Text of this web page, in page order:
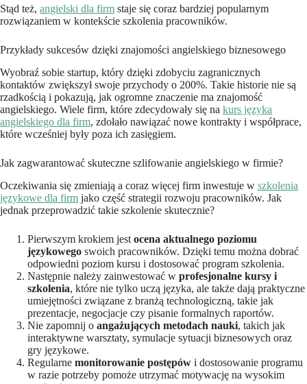
Stąd też, angielski dla firm staje się coraz bardziej popularnym
rozwiązaniem w kontekście szkolenia pracowników.
Przykłady sukcesów dzięki znajomości angielskiego biznesowego
Wyobraź sobie startup, który dzięki zdobyciu zagranicznych
kontaktów zwiększył swoje przychody o 200%. Takie historie nie są
rzadkością i pokazują, jak ogromne znaczenie ma znajomość
angielskiego. Wiele firm, które zdecydowały się na kurs języka
angielskiego dla firm, zdołało nawiązać nowe kontrakty i współprace,
które wcześniej były poza ich zasięgiem.
Jak zagwarantować skuteczne szlifowanie angielskiego w firmie?
Oczekiwania się zmieniają a coraz więcej firm inwestuje w szkolenia
językowe dla firm jako część strategii rozwoju pracowników. Jak
jednak przeprowadzić takie szkolenie skutecznie?
Pierwszym krokiem jest ocena aktualnego poziomu
językowego swoich pracowników. Dzięki temu można dobrać
odpowiedni poziom kursu i dostosować program szkolenia.
Następnie należy zainwestować w profesjonalne kursy i
szkolenia, które nie tylko uczą języka, ale także dają praktyczne
umiejętności związane z branżą technologiczną, takie jak
prezentacje, negocjacje czy pisanie formalnych raportów.
Nie zapomnij o angażujących metodach nauki, takich jak
interaktywne warsztaty, symulacje sytuacji biznesowych oraz
gry językowe.
Regularne monitorowanie postępów i dostosowanie programu
w razie potrzeby pomoże utrzymać motywację na wysokim